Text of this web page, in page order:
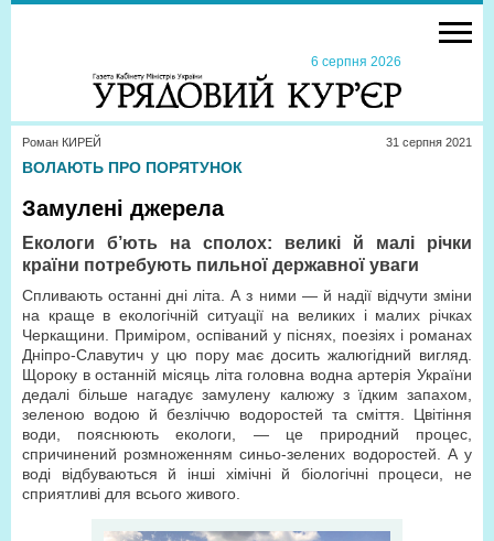
6 серпня 2026
Роман КИРЕЙ 31 серпня 2021
ВОЛАЮТЬ ПРО ПОРЯТУНОК
Замулені джерела
Екологи б’ють на сполох: великі й малі річки
країни потребують пильної державної уваги
Спливають останні дні літа. А з ними — й надії відчути зміни
на краще в екологічній ситуації на великих і малих річках
Черкащини. Приміром, оспіваний у піснях, поезіях і романах
Дніпро-Славутич у цю пору має досить жалюгідний вигляд.
Щороку в останній місяць літа головна водна артерія України
дедалі більше нагадує замулену калюжу з їдким запахом,
зеленою водою й безліччю водоростей та сміття. Цвітіння
води, пояснюють екологи, — це природний процес,
спричинений розмноженням синьо-зелених водоростей. А у
воді відбуваються й інші хімічні й біологічні процеси, не
сприятливі для всього живого.